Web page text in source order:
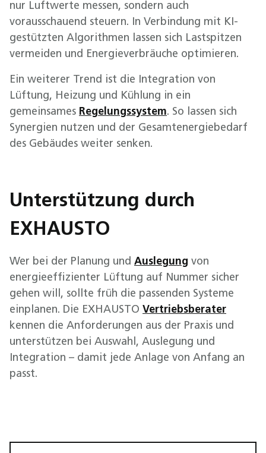
nur Luftwerte messen, sondern auch
vorausschauend steuern. In Verbindung mit KI-
gestützten Algorithmen lassen sich Lastspitzen
vermeiden und Energieverbräuche optimieren.
Ein weiterer Trend ist die Integration von
Lüftung, Heizung und Kühlung in ein
gemeinsames Regelungssystem. So lassen sich
Synergien nutzen und der Gesamtenergiebedarf
des Gebäudes weiter senken.
Unterstützung durch
EXHAUSTO
Wer bei der Planung und Auslegung von
energieeffizienter Lüftung auf Nummer sicher
gehen will, sollte früh die passenden Systeme
einplanen. Die EXHAUSTO Vertriebsberater
kennen die Anforderungen aus der Praxis und
unterstützen bei Auswahl, Auslegung und
Integration – damit jede Anlage von Anfang an
passt.